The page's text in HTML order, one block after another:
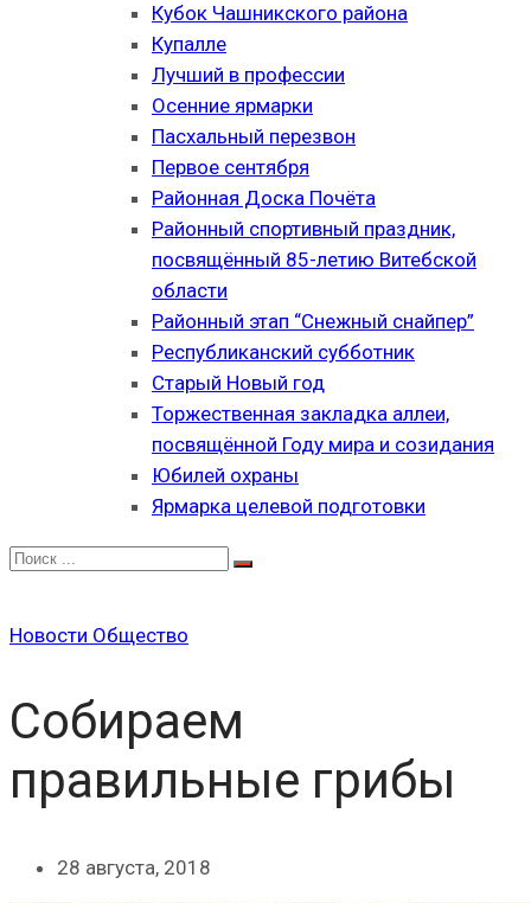
Кубок Чашникского района
Купалле
Лучший в профессии
Осенние ярмарки
Пасхальный перезвон
Первое сентября
Районная Доска Почёта
Районный спортивный праздник,
посвящённый 85-летию Витебской
области
Районный этап “Снежный снайпер”
Республиканский субботник
Старый Новый год
Торжественная закладка аллеи,
посвящённой Году мира и созидания
Юбилей охраны
Ярмарка целевой подготовки
Новости Общество
Собираем
правильные грибы
28 августа, 2018